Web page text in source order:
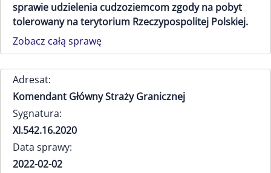
sprawie udzielenia cudzoziemcom zgody na pobyt
tolerowany na terytorium Rzeczypospolitej Polskiej.
Zobacz całą sprawę
Adresat:
Komendant Główny Straży Granicznej
Sygnatura:
XI.542.16.2020
Data sprawy:
2022-02-02